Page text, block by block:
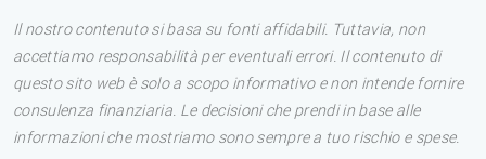
Il nostro contenuto si basa su fonti affidabili. Tuttavia, non
accettiamo responsabilità per eventuali errori. Il contenuto di
questo sito web è solo a scopo informativo e non intende fornire
consulenza finanziaria. Le decisioni che prendi in base alle
informazioni che mostriamo sono sempre a tuo rischio e spese.